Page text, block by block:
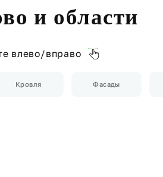
и области
влево/вправо
Кровля Фасады